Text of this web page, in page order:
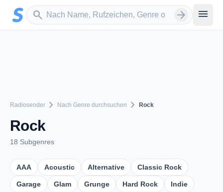
Zum Hauptinhalt springen
search
Sender suchen arrow_forward menu
Radiosender chevron_right Nach Genre durchsuchen chevron_right Rock
Rock
18 Subgenres
AAA Acoustic Alternative Classic Rock
Garage Glam Grunge Hard Rock Indie